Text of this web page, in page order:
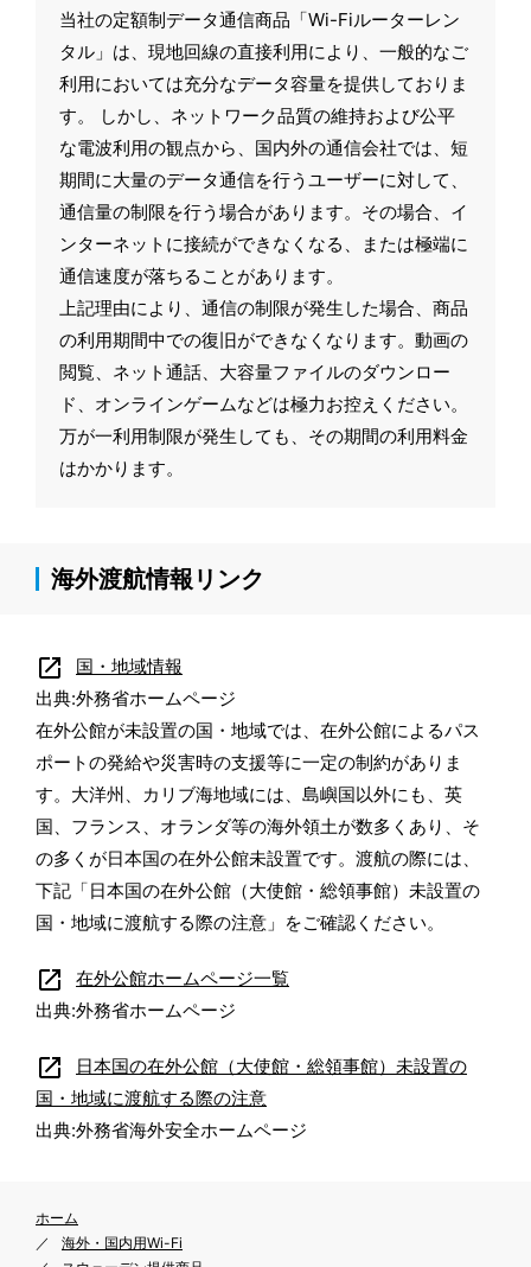
当社の定額制データ通信商品「Wi-Fiルーターレン
タル」は、現地回線の直接利用により、一般的なご
利用においては充分なデータ容量を提供しておりま
す。 しかし、ネットワーク品質の維持および公平
な電波利用の観点から、国内外の通信会社では、短
期間に大量のデータ通信を行うユーザーに対して、
通信量の制限を行う場合があります。その場合、イ
ンターネットに接続ができなくなる、または極端に
通信速度が落ちることがあります。
上記理由により、通信の制限が発生した場合、商品
の利用期間中での復旧ができなくなります。動画の
閲覧、ネット通話、大容量ファイルのダウンロー
ド、オンラインゲームなどは極力お控えください。
万が一利用制限が発生しても、その期間の利用料金
はかかります。
海外渡航情報リンク
open_in_new
国・地域情報
出典:外務省ホームページ
在外公館が未設置の国・地域では、在外公館によるパス
ポートの発給や災害時の支援等に一定の制約がありま
す。大洋州、カリブ海地域には、島嶼国以外にも、英
国、フランス、オランダ等の海外領土が数多くあり、そ
の多くが日本国の在外公館未設置です。渡航の際には、
下記「日本国の在外公館（大使館・総領事館）未設置の
国・地域に渡航する際の注意」をご確認ください。
open_in_new
在外公館ホームページ一覧
出典:外務省ホームページ
open_in_new
日本国の在外公館（大使館・総領事館）未設置の
国・地域に渡航する際の注意
出典:外務省海外安全ホームページ
ホーム
海外・国内用Wi-Fi